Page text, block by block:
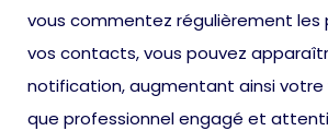
vous commentez régulièrement les
vos contacts, vous pouvez
notification, augmentant ainsi
que professionnel engagé et